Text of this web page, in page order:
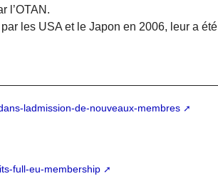
l’OTAN.
les USA et le Japon en 2006, leur a été
ladmission-de-nouveaux-membres
full-eu-membership